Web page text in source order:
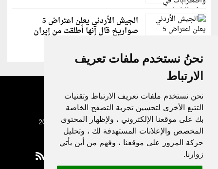
نحنُ نستخدم ملفات تعريف
الارتباط
نحن نستخدم ملفات تعريف الارتباط وتقنيات
التتبع الأخرى لتحسين تجربة التصفح الخاصة
بك على موقعنا الإلكتروني ، ولإظهار المحتوى
المخصص والإعلانات المستهدفة لك ، وتحليل
حركة المرور على موقعنا ، وفهم من أين يأتي
زوارنا.
الجيش الأردني يعلن اعتراض 5
صواريخ قال إنها أُطلقت من إيران
جميع الحقوق محفوظة لدنيا الوطن © 2003 - 2022